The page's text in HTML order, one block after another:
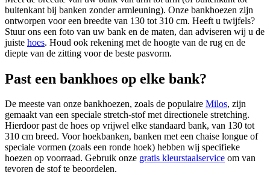
buitenkant bij banken zonder armleuning). Onze bankhoezen zijn
ontworpen voor een breedte van 130 tot 310 cm. Heeft u twijfels?
Stuur ons een foto van uw bank en de maten, dan adviseren wij u de
juiste hoes. Houd ook rekening met de hoogte van de rug en de
diepte van de zitting voor de beste pasvorm.
Past een bankhoes op elke bank?
De meeste van onze bankhoezen, zoals de populaire Milos, zijn
gemaakt van een speciale stretch-stof met directionele stretching.
Hierdoor past de hoes op vrijwel elke standaard bank, van 130 tot
310 cm breed. Voor hoekbanken, banken met een chaise longue of
speciale vormen (zoals een ronde hoek) hebben wij specifieke
hoezen op voorraad. Gebruik onze gratis kleurstaalservice om van
tevoren de stof te beoordelen.